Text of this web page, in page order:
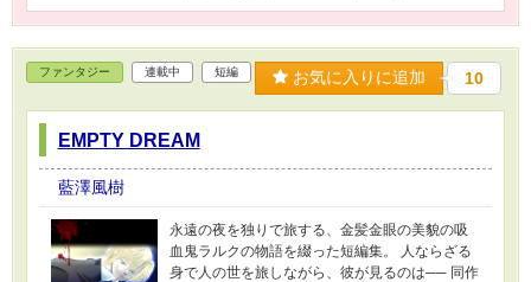
ファンタジー 連載中 短編 お気に入りに追加 10
EMPTY DREAM
藍澤風樹
永遠の夜を独りで旅する、金髪金眼の美貌の吸
血鬼ラルクの物語を綴った短編集。 人ならざる
身で人の世を旅しながら、彼が見るのは── 同作